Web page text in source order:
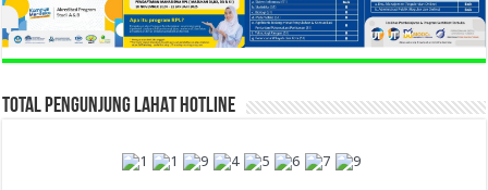
TOTAL PENGUNJUNG LAHAT HOTLINE